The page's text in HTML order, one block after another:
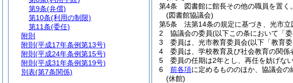
第4条
図書館に館長その他の職員を置く。
(図書館協議会)
第5条
法第14条の規定に基づき、光市
2
協議会の委員(以下この条において「
3
委員は、光市教育委員会(以下「教育
4
委員は、学校教育及び社会教育の関
5
委員の任期は2年とし、再任を妨げない
6
前各項に定めるもののほか、協議会の
(休館)
第9条(弁償)
第10条(利用の制限)
第11条(委任)
附則
附則 (平成17年条例第13号)
附則 (平成24年条例第15号)
附則 (平成31年条例第19号)
別表(第7条関係)